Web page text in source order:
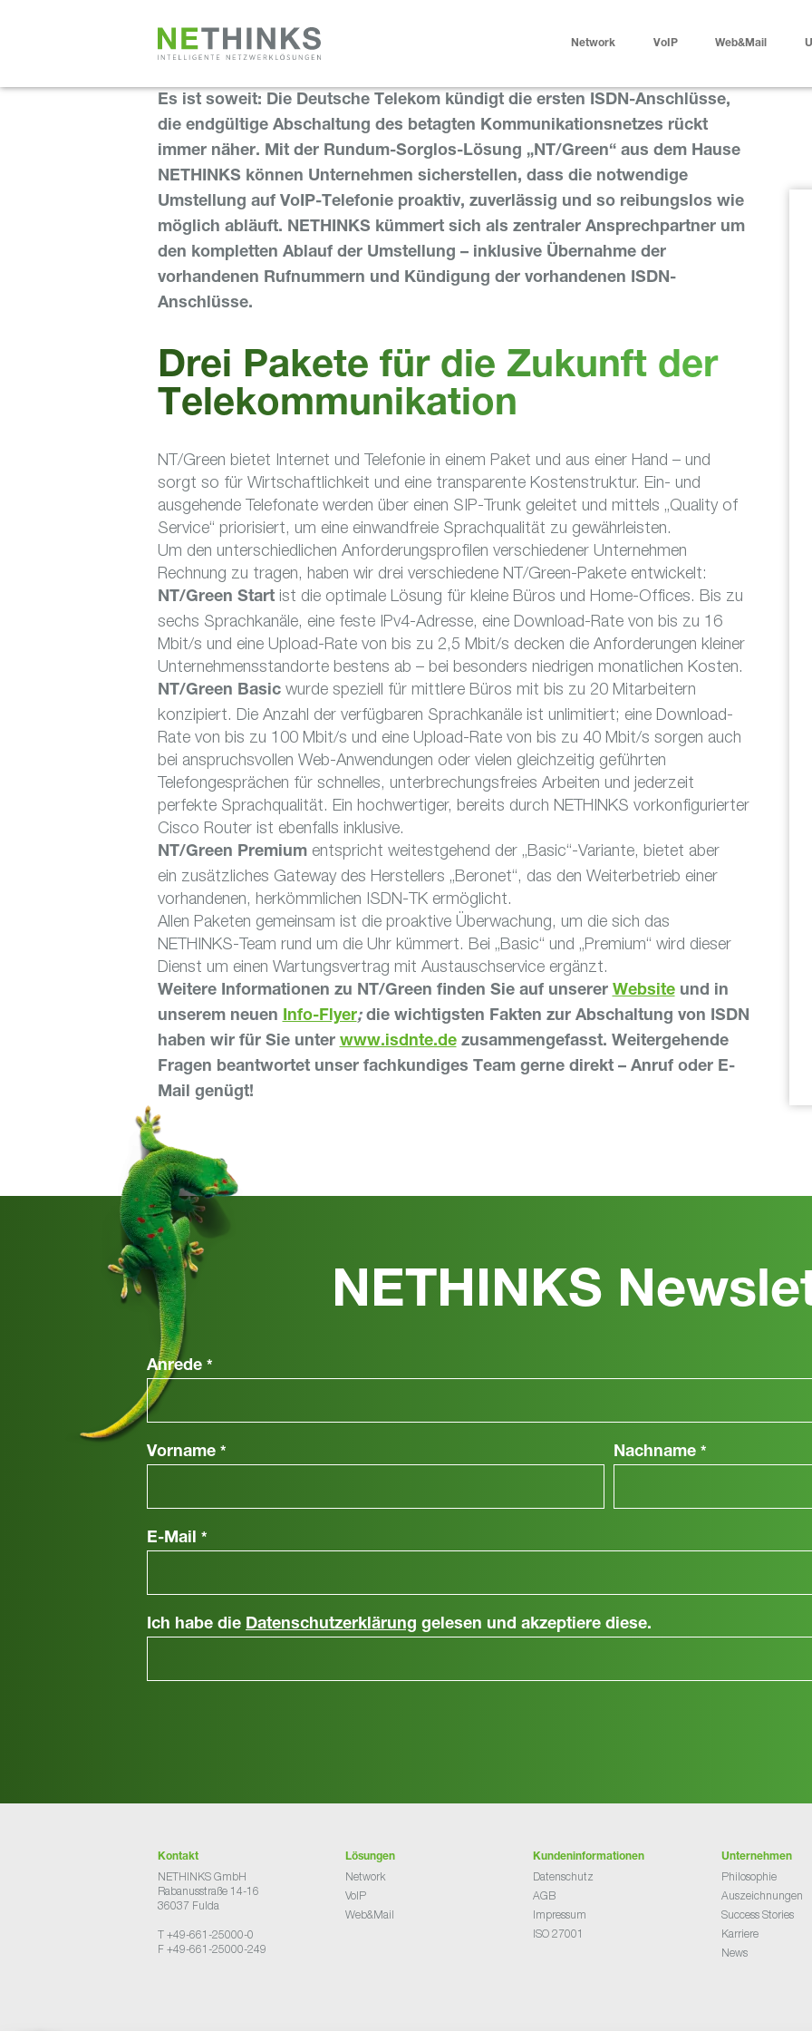
Network VoIP Web&Mail
Es ist soweit: Die Deutsche Telekom kündigt die ersten ISDN-Anschlüsse,
die endgültige Abschaltung des betagten Kommunikationsnetzes rückt
immer näher. Mit der Rundum-Sorglos-Lösung „NT/Green“ aus dem Hause
NETHINKS können Unternehmen sicherstellen, dass die notwendige
Umstellung auf VoIP-Telefonie proaktiv, zuverlässig und so reibungslos wie
möglich abläuft. NETHINKS kümmert sich als zentraler Ansprechpartner um
den kompletten Ablauf der Umstellung – inklusive Übernahme der
vorhandenen Rufnummern und Kündigung der vorhandenen ISDN-
Anschlüsse.
Drei Pakete für die Zukunft der
Telekommunikation
NT/Green bietet Internet und Telefonie in einem Paket und aus einer Hand – und
sorgt so für Wirtschaftlichkeit und eine transparente Kostenstruktur. Ein- und
ausgehende Telefonate werden über einen SIP-Trunk geleitet und mittels „Quality of
Service“ priorisiert, um eine einwandfreie Sprachqualität zu gewährleisten.
Um den unterschiedlichen Anforderungsprofilen verschiedener Unternehmen
Rechnung zu tragen, haben wir drei verschiedene NT/Green-Pakete entwickelt:
NT/Green Startist die optimale Lösung für kleine Büros und Home-Offices. Bis zu
sechs Sprachkanäle, eine feste IPv4-Adresse, eine Download-Rate von bis zu 16
Mbit/s und eine Upload-Rate von bis zu 2,5 Mbit/s decken die Anforderungen kleiner
Unternehmensstandorte bestens ab – bei besonders niedrigen monatlichen Kosten.
NT/Green Basicwurde speziell für mittlere Büros mit bis zu 20 Mitarbeitern
konzipiert. Die Anzahl der verfügbaren Sprachkanäle ist unlimitiert; eine Download-
Rate von bis zu 100 Mbit/s und eine Upload-Rate von bis zu 40 Mbit/s sorgen auch
bei anspruchsvollen Web-Anwendungen oder vielen gleichzeitig geführten
Telefongesprächen für schnelles, unterbrechungsfreies Arbeiten und jederzeit
perfekte Sprachqualität. Ein hochwertiger, bereits durch NETHINKS vorkonfigurierter
Cisco Router ist ebenfalls inklusive.
NT/Green Premiumentspricht weitestgehend der „Basic“-Variante, bietet aber
ein zusätzliches Gateway des Herstellers „Beronet“, das den Weiterbetrieb einer
vorhandenen, herkömmlichen ISDN-TK ermöglicht.
Allen Paketen gemeinsam ist die proaktive Überwachung, um die sich das
NETHINKS-Team rund um die Uhr kümmert. Bei „Basic“ und „Premium“ wird dieser
Dienst um einen Wartungsvertrag mit Austauschservice ergänzt.
Weitere Informationen zu NT/Green finden Sie auf unserer Websiteund in
unserem neuen Info-Flyer;die wichtigsten Fakten zur Abschaltung von ISDN
haben wir für Sie unter www.isdnte.dezusammengefasst. Weitergehende
Fragen beantwortet unser fachkundiges Team gerne direkt – Anruf oder E-
Mail genügt!
NETHINKS
Anrede *
Vorname * Nachname *
E-Mail *
Ich habe die Datenschutzerklärung gelesen und akzeptiere diese.
Kontakt
NETHINKS GmbH
Rabanusstraße 14-16
36037 Fulda
T +49-661-25000-0
F +49-661-25000-249
Lösungen
Network
VoIP
Web&Mail
Kundeninformationen
Datenschutz
AGB
Impressum
ISO 27001
Unternehmen
Philosophie
Auszeichnungen
Success Stories
Karriere
News